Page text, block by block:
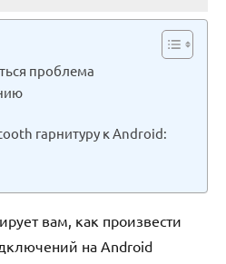
проблема
гарнитуру к Android:
вам, как произвести
на Android